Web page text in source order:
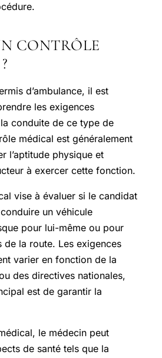
CONTRÔLE
d’ambulance, il est
les exigences
conduite de ce type de
médical est généralement
l’aptitude physique et
à exercer cette fonction.
vise à évaluer si le candidat
un véhicule
pour lui-même ou pour
de la route. Les exigences
varier en fonction de la
des directives nationales,
est de garantir la
le médecin peut
de santé tels que la